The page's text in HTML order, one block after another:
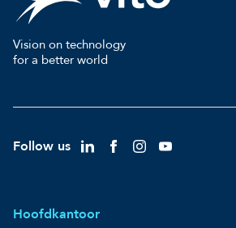
Vision on technology
for a better world
Follow us
Hoofdkantoor